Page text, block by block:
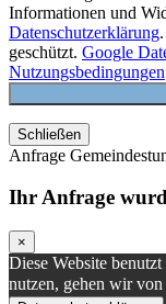
Informationen und
Datenschutzerklärung
geschützt. Google
Nutzungsbedingungen
Schließen
Anfrage
Ihr Anfrage
×
Diese Website
nutzen, gehen wir